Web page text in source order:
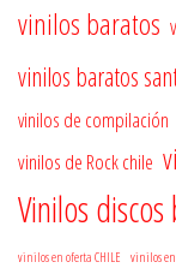
vinilos baratos
vinilos baratos
vinilos de compilación
vinilos de Rock chile
Vinilos
vinilos en oferta CHILE vinilos